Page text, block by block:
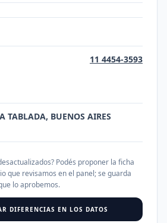
11 4454-3593
TABLADA, BUENOS AIRES
Podés proponer la ficha
que revisamos en el panel; se guarda
lo aprobemos.
DIFERENCIAS EN LOS DATOS